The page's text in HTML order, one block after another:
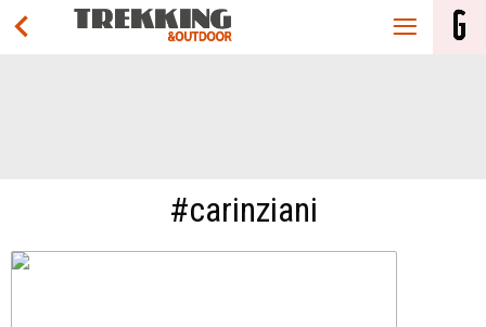
#carinziani